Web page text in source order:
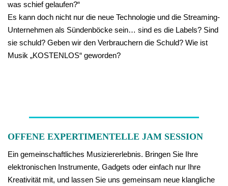
was schief gelaufen?“
Es kann doch nicht nur die neue Technologie und die Streaming-
Unternehmen als Sündenböcke sein… sind es die Labels? Sind
sie schuld? Geben wir den Verbrauchern die Schuld? Wie ist
Musik „KOSTENLOS“ geworden?
OFFENE EXPERTIMENTELLE JAM SESSION
Ein gemeinschaftliches Musiziererlebnis. Bringen Sie Ihre
elektronischen Instrumente, Gadgets oder einfach nur Ihre
Kreativität mit, und lassen Sie uns gemeinsam neue klangliche